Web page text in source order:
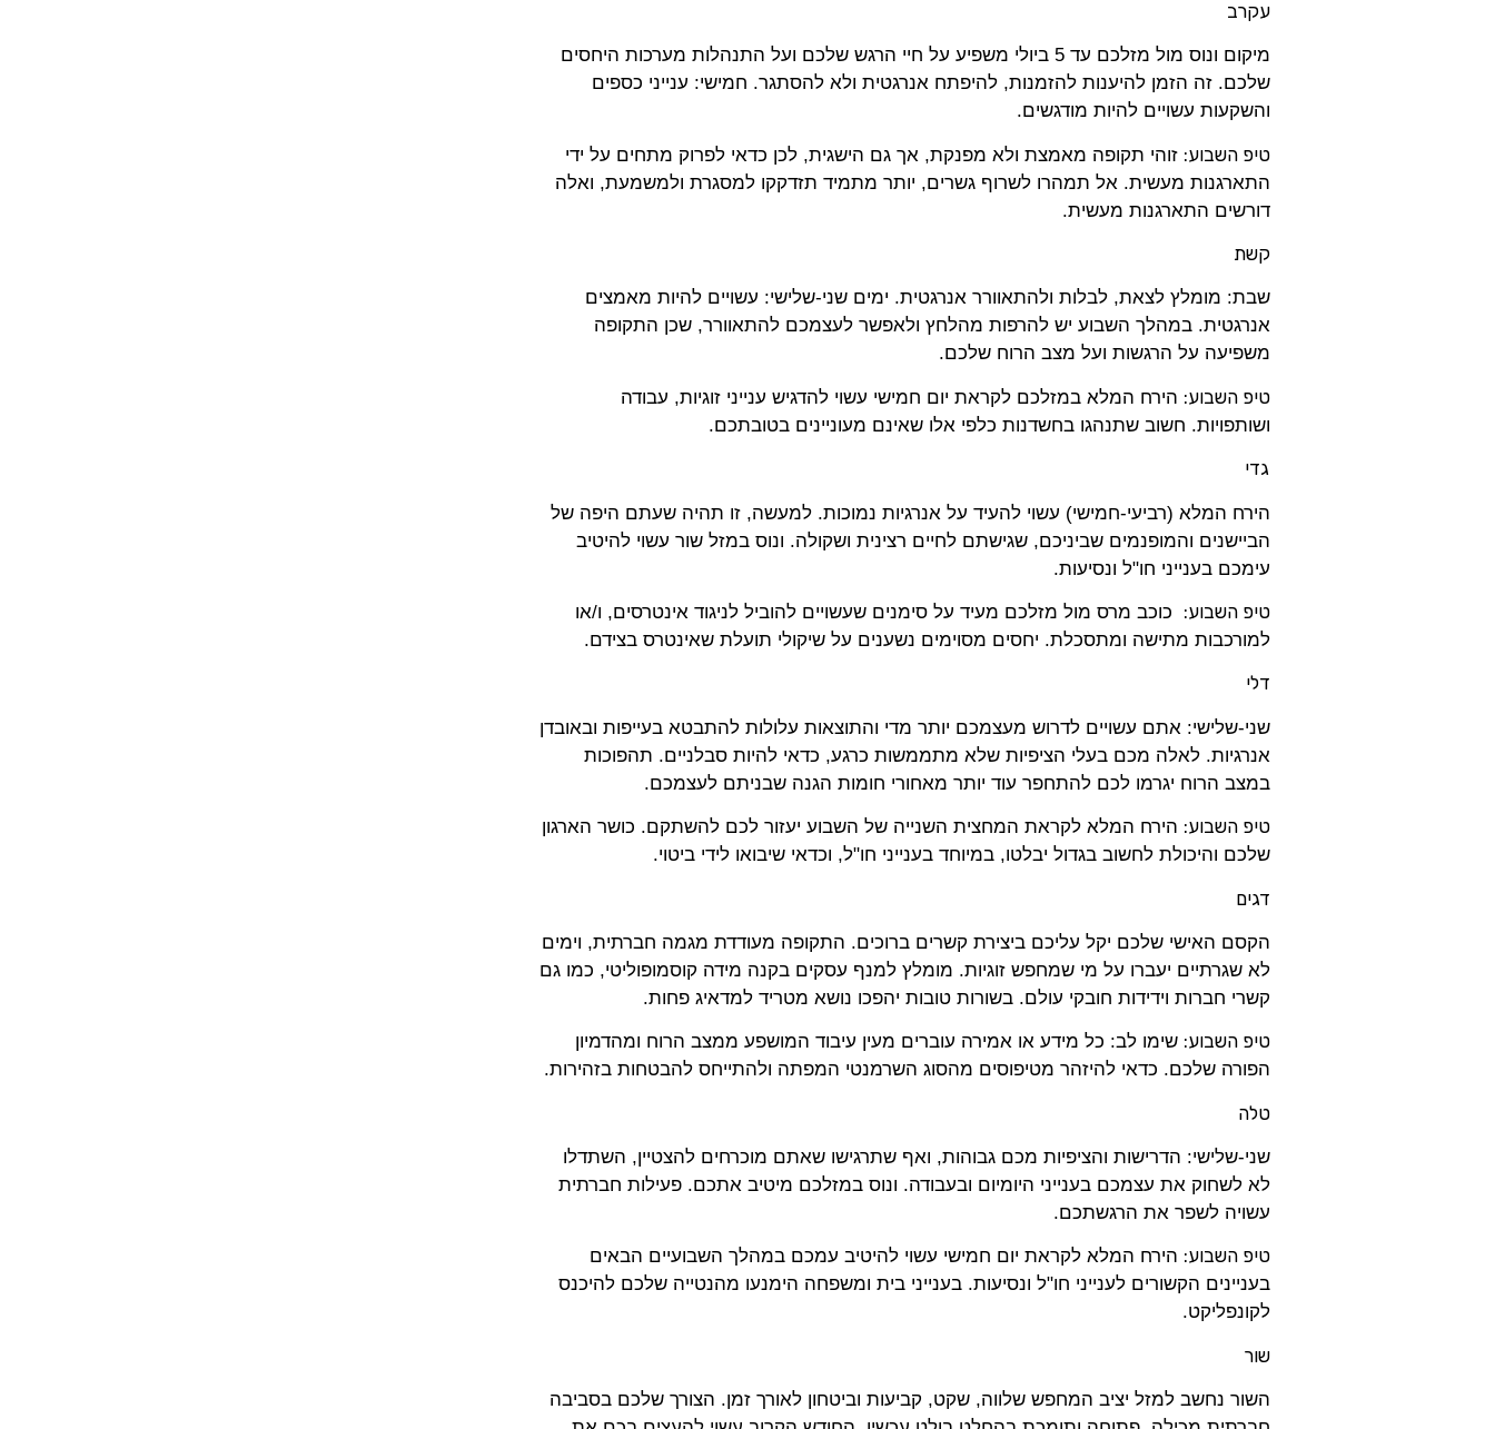
עקרב
מיקום ונוס מול מזלכם עד 5 ביולי משפיע על חיי הרגש שלכם ועל התנהלות מערכות היחסים
שלכם. זה הזמן להיענות להזמנות, להיפתח אנרגטית ולא להסתגר. חמישי: ענייני כספים
והשקעות עשויים להיות מודגשים.
טיפ השבוע: זוהי תקופה מאמצת ולא מפנקת, אך גם הישגית, לכן כדאי לפרוק מתחים על ידי
התארגנות מעשית. אל תמהרו לשרוף גשרים, יותר מתמיד תזדקקו למסגרת ולמשמעת, ואלה
דורשים התארגנות מעשית.
קשת
שבת: מומלץ לצאת, לבלות ולהתאוורר אנרגטית. ימים שני-שלישי: עשויים להיות מאמצים
אנרגטית. במהלך השבוע יש להרפות מהלחץ ולאפשר לעצמכם להתאוורר, שכן התקופה
משפיעה על הרגשות ועל מצב הרוח שלכם.
טיפ השבוע: הירח המלא במזלכם לקראת יום חמישי עשוי להדגיש ענייני זוגיות, עבודה
ושותפויות. חשוב שתנהגו בחשדנות כלפי אלו שאינם מעוניינים בטובתכם.
גדי
הירח המלא (רביעי-חמישי) עשוי להעיד על אנרגיות נמוכות. למעשה, זו תהיה שעתם היפה של
הביישנים והמופנמים שביניכם, שגישתם לחיים רצינית ושקולה. ונוס במזל שור עשוי להיטיב
עימכם בענייני חו"ל ונסיעות.
טיפ השבוע: כוכב מרס מול מזלכם מעיד על סימנים שעשויים להוביל לניגוד אינטרסים, ו/או
למורכבות מתישה ומתסכלת. יחסים מסוימים נשענים על שיקולי תועלת שאינטרס בצידם.
דלי
שני-שלישי: אתם עשויים לדרוש מעצמכם יותר מדי והתוצאות עלולות להתבטא בעייפות ובאובדן
אנרגיות. לאלה מכם בעלי הציפיות שלא מתממשות כרגע, כדאי להיות סבלניים. תהפוכות
במצב הרוח יגרמו לכם להתחפר עוד יותר מאחורי חומות הגנה שבניתם לעצמכם.
טיפ השבוע: הירח המלא לקראת המחצית השנייה של השבוע יעזור לכם להשתקם. כושר הארגון
שלכם והיכולת לחשוב בגדול יבלטו, במיוחד בענייני חו"ל, וכדאי שיבואו לידי ביטוי.
דגים
הקסם האישי שלכם יקל עליכם ביצירת קשרים ברוכים. התקופה מעודדת מגמה חברתית, וימים
לא שגרתיים יעברו על מי שמחפש זוגיות. מומלץ למנף עסקים בקנה מידה קוסמופוליטי, כמו גם
קשרי חברות וידידות חובקי עולם. בשורות טובות יהפכו נושא מטריד למדאיג פחות.
טיפ השבוע: שימו לב: כל מידע או אמירה עוברים מעין עיבוד המושפע ממצב הרוח ומהדמיון
הפורה שלכם. כדאי להיזהר מטיפוסים מהסוג השרמנטי המפתה ולהתייחס להבטחות בזהירות.
טלה
שני-שלישי: הדרישות והציפיות מכם גבוהות, ואף שתרגישו שאתם מוכרחים להצטיין, השתדלו
לא לשחוק את עצמכם בענייני היומיום ובעבודה. ונוס במזלכם מיטיב אתכם. פעילות חברתית
עשויה לשפר את הרגשתכם.
טיפ השבוע: הירח המלא לקראת יום חמישי עשוי להיטיב עמכם במהלך השבועיים הבאים
בעניינים הקשורים לענייני חו"ל ונסיעות. בענייני בית ומשפחה הימנעו מהנטייה שלכם להיכנס
לקונפליקט.
שור
השור נחשב למזל יציב המחפש שלווה, שקט, קביעות וביטחון לאורך זמן. הצורך שלכם בסביבה